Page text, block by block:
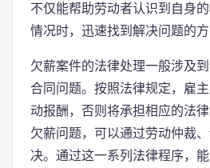
不仅能帮助劳动者认识到自身
情况时，迅速找到解决问题的方
欠薪案件的法律处理一般涉及
合同问题。按照法律规定，雇
动报酬，否则将承担相应的法
欠薪问题，可以通过劳动仲裁
决。通过这一系列法律程序，